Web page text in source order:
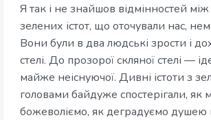
Я так і не знайшов відмінностей
зелених істот, що оточували нас,
Вони були в два людські зрости і
стелі. До прозорої скляної стелі —
майже неіснуючої. Дивні істоти з
головами байдуже спостерігали, як
божеволіємо, як деградуємо душею